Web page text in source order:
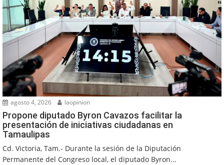
agosto 4, 2026 laopinion
Propone diputado Byron Cavazos facilitar la
presentación de iniciativas ciudadanas en
Tamaulipas
Cd. Victoria, Tam.- Durante la sesión de la Diputación
Permanente del Congreso local, el diputado Byron...